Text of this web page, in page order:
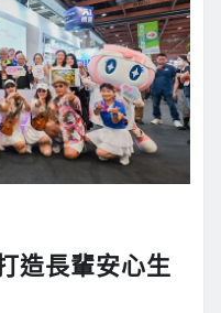
造長輩安心生